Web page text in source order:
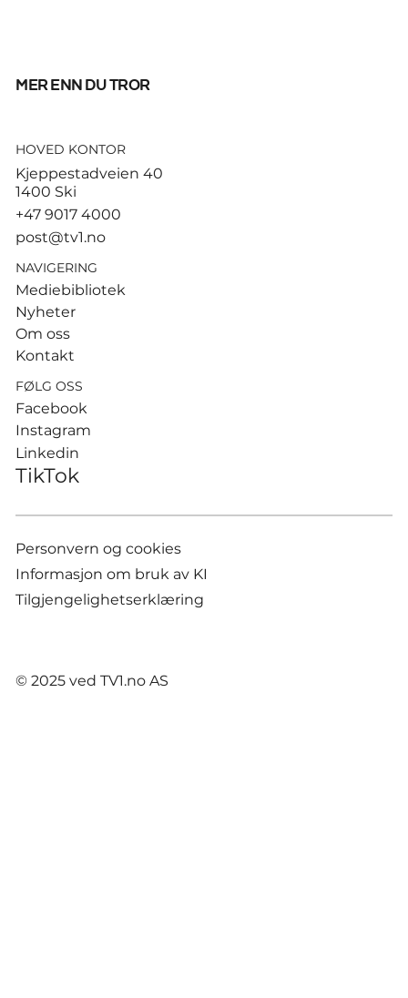
MDG innstiller 24-åring som
mer enn du tror
HOVED KONTOR
Kjeppestadveien 40
1400 Ski
+47 9017 4000
post@tv1.no
NAVIGERING
Mediebibliotek
Nyheter
Om oss
Kontakt
FØLG OSS
Facebook
Instagram
Linkedin
TikTok
Personvern og cookies
Informasjon om bruk av KI
Tilgjengelighetserklæring
© 2025 ved TV1.no AS